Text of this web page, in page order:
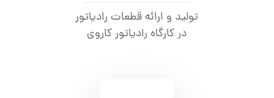
تولید و ارائه قطعات رادیاتور
در کارگاه رادیاتور کاروی